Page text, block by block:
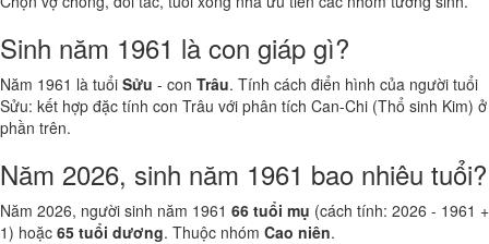
Sinh năm 1961 là con giáp gì?
Năm 1961 là tuổi Sửu - con Trâu. Tính cách điển hình của người tuổi
Sửu: kết hợp đặc tính con Trâu với phân tích Can-Chi (Thổ sinh Kim) ở
phần trên.
Năm 2026, sinh năm 1961 bao nhiêu tuổi?
Năm 2026, người sinh năm 1961 66 tuổi mụ (cách tính: 2026 - 1961 +
1) hoặc 65 tuổi dương. Thuộc nhóm Cao niên.